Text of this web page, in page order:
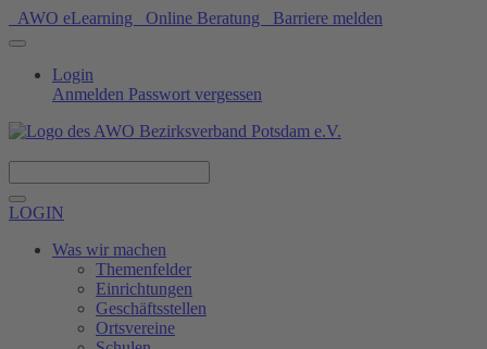
AWO eLearning Online Beratung Barriere melden
Login
Anmelden Passwort vergessen
LOGIN
Was wir machen
Themenfelder
Einrichtungen
Geschäftsstellen
Ortsvereine